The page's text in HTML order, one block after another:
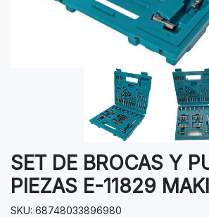
SET DE BROCAS Y
PIEZAS E-11829
SKU: 68748033896980